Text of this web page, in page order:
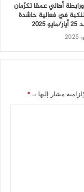
أهالي عمقا تكرّمان
في فعالية حاشدة
مشار إليها بـ *